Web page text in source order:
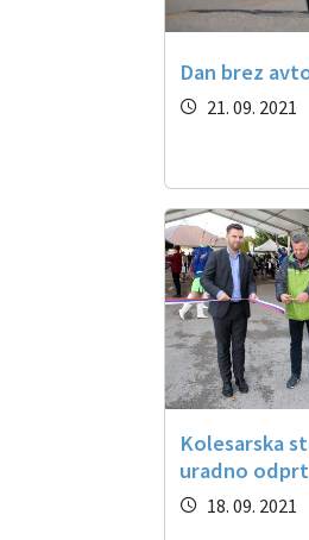
Dan brez
21. 09. 2021
Kolesarska
uradno
18. 09. 2021